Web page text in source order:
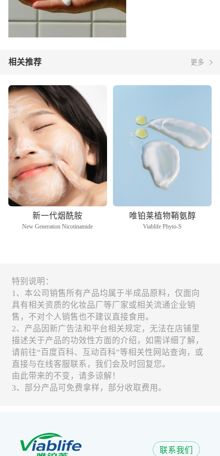
相关推荐 更多
新一代烟酰胺
New Generation Nicotinamide
唯铂莱植物鞘氨醇
Viablife Phyto-S
特别说明：
1、本公司销售所有产品均属于半成品原料，仅面向
具有相关资质的化妆品厂等厂家或相关流通企业销
售，不对个人销售也不建议直接食用。
2、产品因新广告法和平台相关规定，无法在店铺里
描述关于产品的功效性方面的介绍，如需详细了解，
请前往“百度百科、互动百科”等相关性网站查询，或
直接与在线客服联系，我们会及时回复您。
由此带来的不变，请多谅解！
3、部分产品可免费拿样，部分收取费用。
联系我们